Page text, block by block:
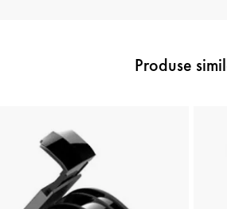
Produse